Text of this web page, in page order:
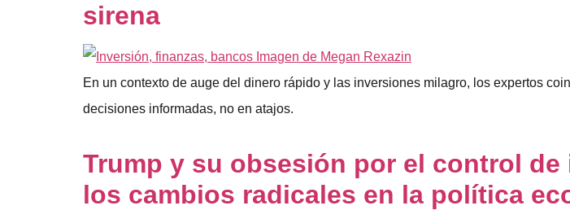
sirena
En un contexto de auge del dinero rápido y las inversiones milagro, los expertos
decisiones informadas, no en atajos.
Trump y su obsesión por el control
los cambios radicales en la política